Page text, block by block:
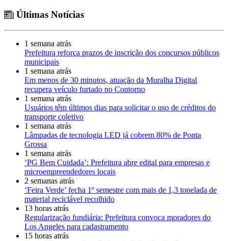
Últimas Notícias
1 semana atrás
Prefeitura reforça prazos de inscrição dos concursos públicos
municipais
1 semana atrás
Em menos de 30 minutos, atuação da Muralha Digital
recupera veículo furtado no Contorno
1 semana atrás
Usuários têm últimos dias para solicitar o uso de créditos do
transporte coletivo
1 semana atrás
Lâmpadas de tecnologia LED já cobrem 80% de Ponta
Grossa
1 semana atrás
‘PG Bem Cuidada’: Prefeitura abre edital para empresas e
microempreendedores locais
2 semanas atrás
‘Feira Verde’ fecha 1º semestre com mais de 1,3 tonelada de
material reciclável recolhido
13 horas atrás
Regularização fundiária: Prefeitura convoca moradores do
Los Angeles para cadastramento
15 horas atrás